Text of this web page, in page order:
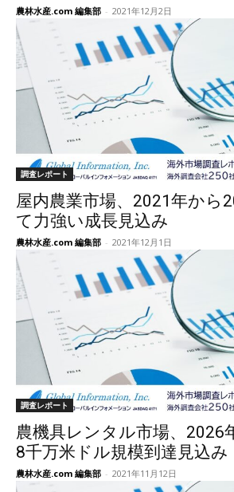
農林水産.com 編集部 - 2021年12月2日
調査レポート
屋内農業市場、2021年から
て力強い成長見込み
農林水産.com 編集部 - 2021年12月1日
調査レポート
農機具レンタル市場、2026
8千万米ドル規模到達見込み
農林水産.com 編集部 - 2021年11月12日